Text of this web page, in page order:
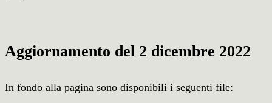
Aggiornamento del 2 dicembre 2022
In fondo alla pagina sono disponibili i seguenti file: